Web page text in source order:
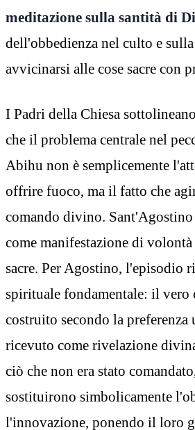
meditazione sulla santità di
dell'obbedienza nel culto e
avvicinarsi alle cose sacre con
I Padri della Chiesa
che il problema centrale nel
Abihu non è semplicemente
offrire fuoco, ma il fatto che
comando divino. Sant'Agostino
come manifestazione di volontà
sacre. Per Agostino, l'episodio
spirituale fondamentale: il vero
costruito secondo la preferenza
ricevuto come rivelazione
ciò che non era stato
sostituirono simbolicamente
l'innovazione, ponendo il loro